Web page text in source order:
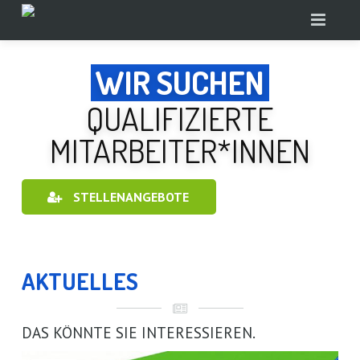
PHILOSOPHIE
PRÜFUNGSVORBEREITUNG
AKTUELLES
STELLENANGEBOTE
TIPPS & TERMINE
BILDUNGSPAKET
KONTAKT
ANFRAGE
WIR SUCHEN
QUALIFIZIERTE
MITARBEITER*INNEN
STELLENANGEBOTE
AKTUELLES
DAS KÖNNTE SIE INTERESSIEREN.